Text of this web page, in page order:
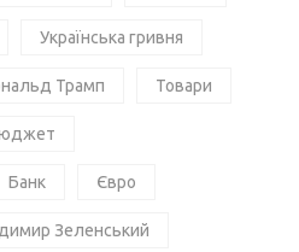
Українська гривня
Трамп Товари
Банк Євро
Зеленський